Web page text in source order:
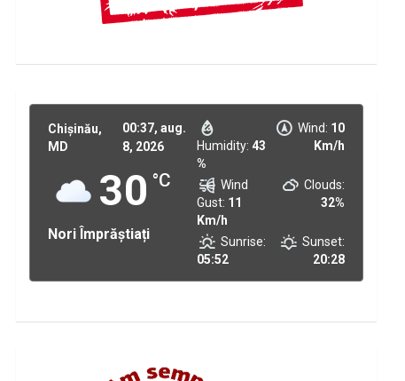
Chișinău,
MD
00:37, aug.
8, 2026
30 °C
Nori Împrăștiați
Humidity: 43
%
Wind: 10
Km/h
Wind
Gust: 11
Km/h
Clouds:
32%
Sunrise:
05:52
Sunset:
20:28